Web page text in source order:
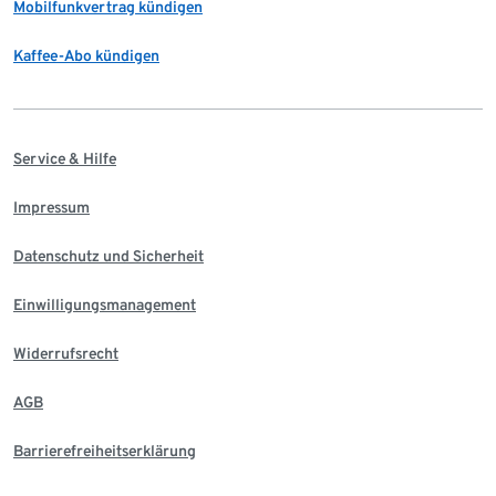
Mobilfunkvertrag kündigen
Kaffee-Abo kündigen
Service & Hilfe
Impressum
Datenschutz und Sicherheit
Einwilligungsmanagement
Widerrufsrecht
AGB
Barrierefreiheitserklärung